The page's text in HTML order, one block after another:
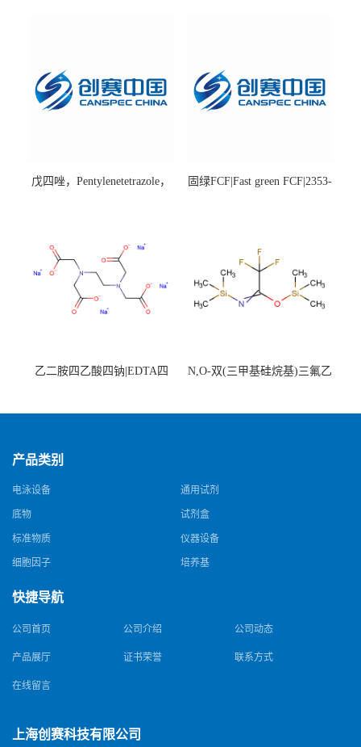
戊四唑，Pentylenetetrazole，
固绿FCF|Fast green FCF|2353-
乙二胺四乙酸四钠|EDTA四
N,O-双(三甲基硅烷基)三氟乙
产品类别
电泳设备 通用试剂
底物 试剂盒
标准物质 仪器设备
细胞因子 培养基
快捷导航
公司首页 公司介绍 公司动态
产品展厅 证书荣誉 联系方式
在线留言
上海创赛科技有限公司